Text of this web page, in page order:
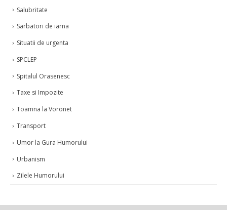
Salubritate
Sarbatori de iarna
Situatii de urgenta
SPCLEP
Spitalul Orasenesc
Taxe si Impozite
Toamna la Voronet
Transport
Umor la Gura Humorului
Urbanism
Zilele Humorului